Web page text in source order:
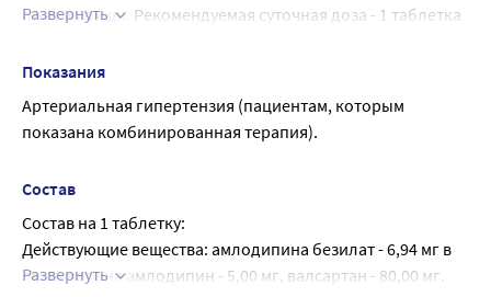
приема пищи. Рекомендуемая суточная доза - 1 таблетка
амлодипин/валсартан в дозе 5мг/80 мг, 5мг/160 мг,
10мг/160 мг. Максимальная суточная доза - 10 мг/160 мг.
Начинать прием препарата рекомендуется с дозы 5 мг/80
мг 1 раз в сутки. Увеличивать дозу можно через 1-2
Доза препарата Амлодипин + Валсартан подбирается
после ранее проведенного титрования доз
монокомпонентных лекарственных препаратов,
содержащих действующие вещества, входящие в состав
Развернуть
Показания
Артериальная гипертензия (пациентам, которым
показана комбинированная терапия).
Состав
Состав на 1 таблетку:
Действующие вещества: амлодипина безилат - 6,94 мг в
пересчете на амлодипин - 5,00 мг, валсартан - 80,00 мг.
Развернуть